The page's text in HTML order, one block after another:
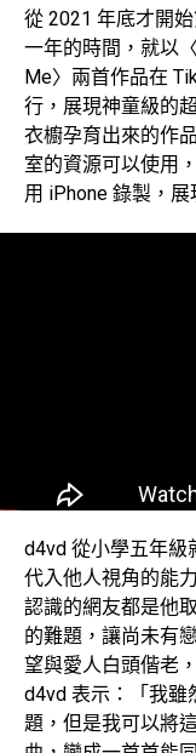
從 2021 年底才開
一年的時間，就以
Me〉兩首作品在
行，展現神童級的
衣櫥孕育出來的作
室的資源可以使用
用 iPhone 錄製，
d4vd 從小學五年級
代入他人視角的能
認識的網友都是他
的難題，讓尚未有
望與愛人白頭偕老
d4vd 表示：「我雖
題，但是我可以將